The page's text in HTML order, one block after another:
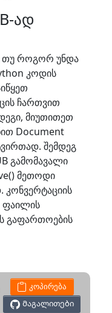
ად
თუ როგორ უნდა
კოდის
ჩართვით
მიუთითეთ
Document
შემდეგ
გამომავალი
მეთოდი
კონვერტაციის
ფაილის
გაფართოების
კოპირება
Მაგალითები